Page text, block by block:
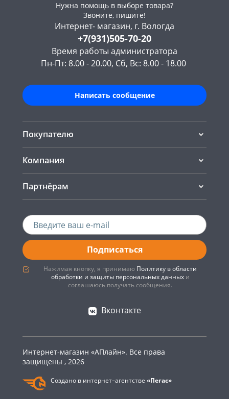
Нужна помощь в выборе товара?
Звоните, пишите!
Интернет- магазин, г. Вологда
+7(931)505-70-20
Время работы администратора
Пн-Пт: 8.00 - 20.00, Сб, Вс: 8.00 - 18.00
Написать сообщение
Покупателю
Компания
Партнёрам
Подписаться
Нажимая кнопку, я принимаю Политику в области
обработки и защиты персональных данныхи
соглашаюсь получать сообщения.
Вконтакте
Интернет-магазин «АПлайн». Все права
защищены , 2026
Создано в интернет–агентстве «Пегас»